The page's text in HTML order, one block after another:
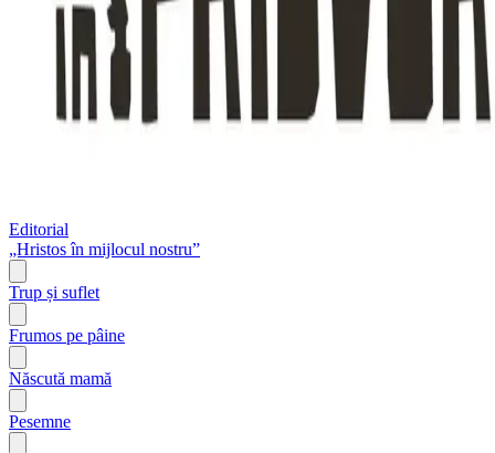
Editorial
„Hristos în mijlocul nostru”
Trup și suflet
Frumos pe pâine
Născută mamă
Pesemne